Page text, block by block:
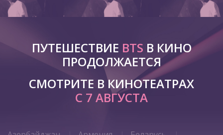
ПУТЕШЕСТВИЕ BTS В КИНО
ПРОДОЛЖАЕТСЯ
СМОТРИТЕ В КИНОТЕАТРАХ
С 7 АВГУСТА